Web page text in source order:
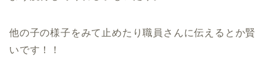
他の子の様子をみて止めたり職員さんに伝えるとか賢
いです！！